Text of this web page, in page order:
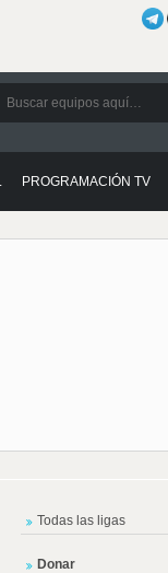
PROGRAMACIÓN TV
Todas las ligas
Donar